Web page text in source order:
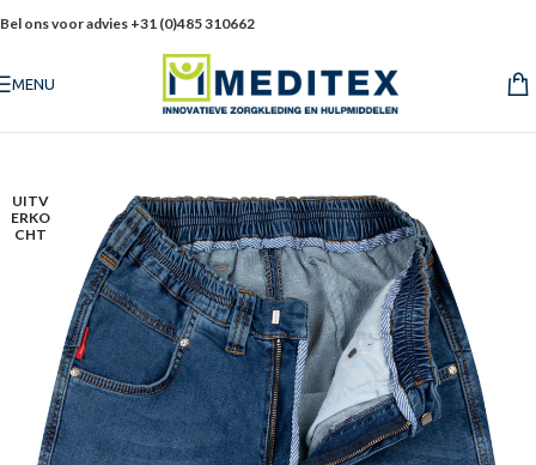
Bel ons voor advies +31 (0)485 310662
MENU
UITV
ERKO
CHT